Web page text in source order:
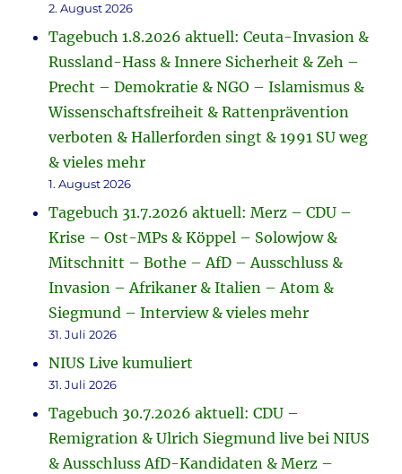
2. August 2026
Tagebuch 1.8.2026 aktuell: Ceuta-Invasion &
Russland-Hass & Innere Sicherheit & Zeh –
Precht – Demokratie & NGO – Islamismus &
Wissenschaftsfreiheit & Rattenprävention
verboten & Hallerforden singt & 1991 SU weg
& vieles mehr
1. August 2026
Tagebuch 31.7.2026 aktuell: Merz – CDU –
Krise – Ost-MPs & Köppel – Solowjow &
Mitschnitt – Bothe – AfD – Ausschluss &
Invasion – Afrikaner & Italien – Atom &
Siegmund – Interview & vieles mehr
31. Juli 2026
NIUS Live kumuliert
31. Juli 2026
Tagebuch 30.7.2026 aktuell: CDU –
Remigration & Ulrich Siegmund live bei NIUS
& Ausschluss AfD-Kandidaten & Merz –